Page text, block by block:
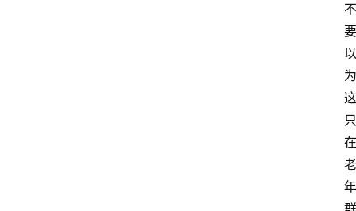
不
要
以
为
这
只
在
老
年